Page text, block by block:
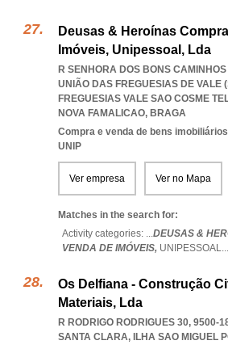
Deusas & Heroínas
Imóveis, Unipessoal, Lda
R SENHORA DOS BONS
UNIÃO DAS FREGUESIAS DE VALE
FREGUESIAS VALE SAO COSME
NOVA FAMALICAO, BRAGA
Compra e venda de bens imobiliários
UNIP
Ver empresa Ver no Mapa
Matches in the search for:
Activity categories: ...DEUSAS &
VENDA DE IMÓVEIS, UNIPESSOAL...
Os Delfiana - Construção
Materiais, Lda
R RODRIGO RODRIGUES 30, 9500-
SANTA CLARA, ILHA SAO MIGUEL